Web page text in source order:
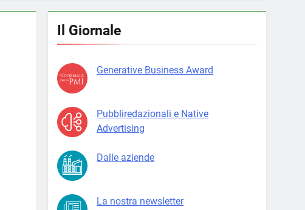
Il Giornale
Generative Business Award
Pubbliredazionali e Native
Advertising
Dalle aziende
La nostra newsletter